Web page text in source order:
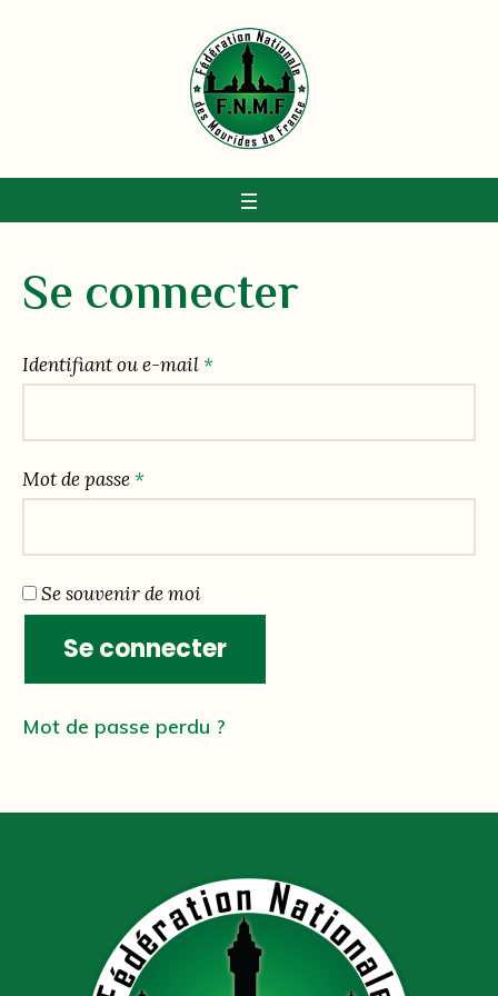
Se connecter
Identifiant ou e-mail *
Mot de passe *
Se souvenir de moi
Se connecter
Mot de passe perdu ?